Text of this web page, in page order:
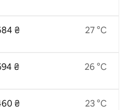
₴
₴
₴
27 °C
26 °C
23 °C